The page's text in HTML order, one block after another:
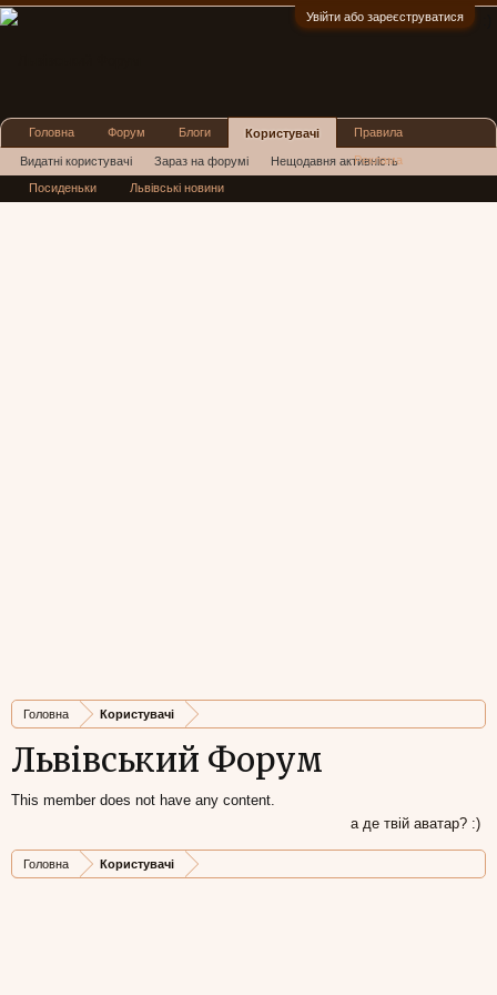
Увійти або зареєструватися
Головна Користувачі
Львівський Форум
This member does not have any content.
а де твій аватар? :)
Головна Користувачі
Головна Форум Блоги Користувачі
Видатні користувачі Зараз на форумі Нещодавня активність
Нові повідомлення профілю
Правила
Реклама
Посиденьки Львівські новини